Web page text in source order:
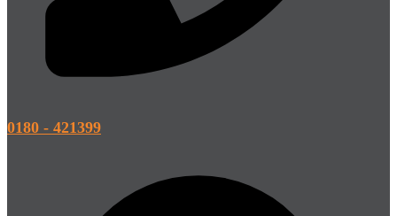
0180 - 421399